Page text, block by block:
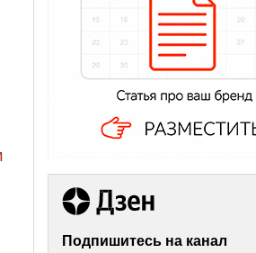
Подпишитесь на канал